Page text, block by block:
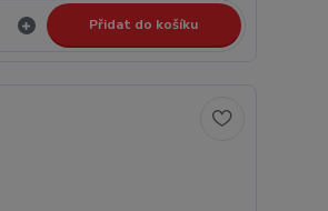
Přidat do košíku